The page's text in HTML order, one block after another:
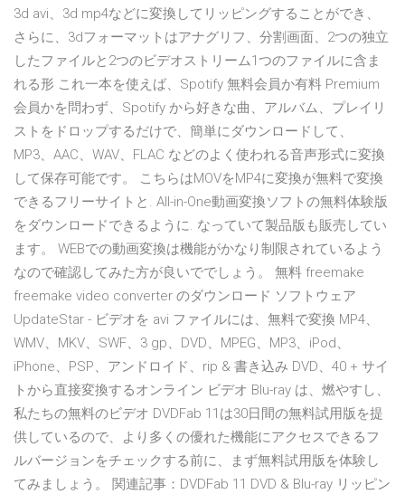
3d avi、3d mp4などに変換してリッピングすることができ、
さらに、3dフォーマットはアナグリフ、分割画面、2つの独立
したファイルと2つのビデオストリーム1つのファイルに含ま
れる形 これ一本を使えば、Spotify 無料会員か有料 Premium
会員かを問わず、Spotify から好きな曲、アルバム、プレイリ
ストをドロップするだけで、簡単にダウンロードして、
MP3、AAC、WAV、FLAC などのよく使われる音声形式に変換
して保存可能です。 こちらはMOVをMP4に変換が無料で変換
できるフリーサイトと. All-in-One動画変換ソフトの無料体験版
をダウンロードできるように. なっていて製品版も販売してい
ます。 WEBでの動画変換は機能がかなり制限されているよう
なので確認してみた方が良いででしょう。 無料 freemake
freemake video converter のダウンロード ソフトウェア
UpdateStar - ビデオを avi ファイルには、無料で変換 MP4、
WMV、MKV、SWF、3 gp、DVD、MPEG、MP3、iPod、
iPhone、PSP、アンドロイド、rip & 書き込み DVD、40 + サイ
トから直接変換するオンライン ビデオ Blu-ray は、燃やすし、
私たちの無料のビデオ DVDFab 11は30日間の無料試用版を提
供しているので、より多くの優れた機能にアクセスできるフ
ルバージョンをチェックする前に、まず無料試用版を体験し
てみましょう。 関連記事：DVDFab 11 DVD & Blu-ray リッピン